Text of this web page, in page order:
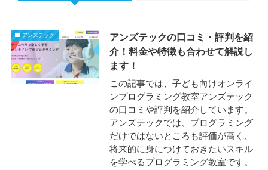
アンズテック
アンズテックの口コミ・評判を紹
介！料金や特徴も合わせて解説し
ます！
この記事では、子ども向けオンライ
ンプログラミング教室アンズテック
の口コミや評判を紹介しています。
アンズテックでは、プログラミング
だけではないところも評価が高く、
将来的に身につけておきたいスキル
を学べるプログラミング教室です。